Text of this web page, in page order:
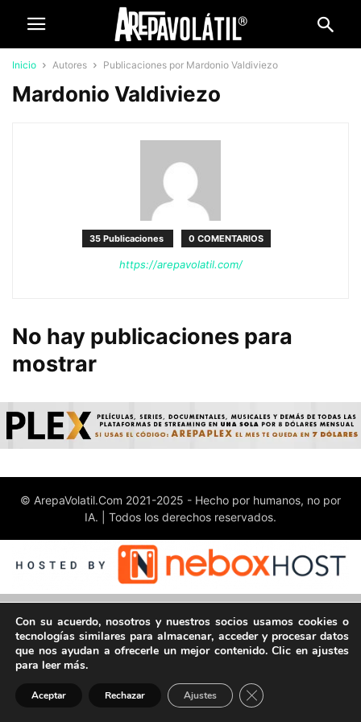
Inicio Autores Publicaciones por Mardonio Valdiviezo
Mardonio Valdiviezo
35 Publicaciones 0 COMENTARIOS
https://arepavolatil.com/
No hay publicaciones para
mostrar
© ArepaVolatil.Com 2021-2025 - Hecho por humanos, no por
IA. | Todos los derechos reservados.
Con su acuerdo, nosotros y nuestros socios usamos cookies o
tecnologías similares para almacenar, acceder y procesar datos
que nos ayudan a ofrecerle un mejor contenido. Clic en ajustes
para leer más.
Aceptar Rechazar Ajustes Cerrar el banner de